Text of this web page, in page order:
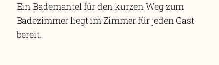
Ein Bademantel für den kurzen Weg zum
Badezimmer liegt im Zimmer für jeden Gast
bereit.